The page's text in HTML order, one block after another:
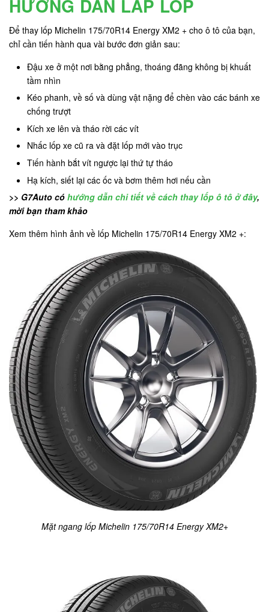
HƯỚNG DẪN LẮP LỐP
Để thay lốp Michelin 175/70R14 Energy XM2 + cho ô tô của bạn,
chỉ cần tiến hành qua vài bước đơn giản sau:
Đậu xe ở một nơi bằng phẳng, thoáng đãng không bị khuất
tầm nhìn
Kéo phanh, về số và dùng vật nặng để chèn vào các bánh xe
chống trượt
Kích xe lên và tháo rời các vít
Nhấc lốp xe cũ ra và đặt lốp mới vào trục
Tiến hành bắt vít ngược lại thứ tự tháo
Hạ kích, siết lại các ốc và bơm thêm hơi nếu cần
>> G7Auto có hướng dẫn chi tiết về cách thay lốp ô tô ở đây,
mời bạn tham khảo
Xem thêm hình ảnh về lốp Michelin 175/70R14 Energy XM2 +:
Mặt ngang lốp Michelin 175/70R14 Energy XM2+